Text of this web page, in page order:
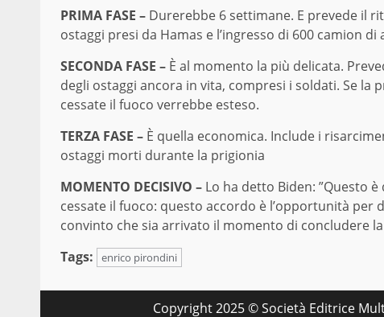
PRIMA FASE – Durerebbe 6 settimane. E prevede il
ostaggi presi da Hamas e l’ingresso di 600 camion di
SECONDA FASE – È al momento la più delicata.
degli ostaggi ancora in vita, compresi i soldati. Se la
cessate il fuoco verrebbe esteso.
TERZA FASE – È quella economica. Include i
ostaggi morti durante la prigionia
MOMENTO DECISIVO – Lo ha detto Biden: ”Questo
cessate il fuoco: questo accordo è l’opportunità per
convinto che sia arrivato il momento di concludere
Tags:
enrico pirondini
Copyright 2025 © Società Editrice